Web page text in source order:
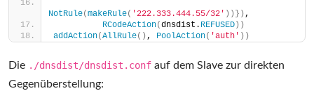
NotRule(makeRule( '222.333.444.55/32' ))}) ,
RCodeAction(dnsdist. REFUSED ))
addAction(AllRule() , PoolAction( 'auth' ))
Die ./dnsdist/dnsdist.conf auf dem Slave zur direkten
Gegenüberstellung: